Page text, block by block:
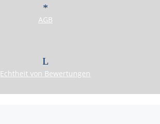
AGB
Echtheit von Bewertungen